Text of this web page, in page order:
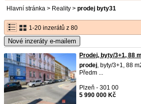
Hlavní stránka > Reality > prodej byty31
1-20 inzerátů z 80
Nové inzeráty e-mailem
Prodej, byty/3+1, 88
prodej, byty/3+1, 88
Předm ...
Plzeň - 301 00
5 990 000 Kč